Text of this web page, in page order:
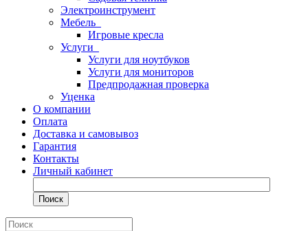
Электроинструмент
Мебель
Игровые кресла
Услуги
Услуги для ноутбуков
Услуги для мониторов
Предпродажная проверка
Уценка
О компании
Оплата
Доставка и самовывоз
Гарантия
Контакты
Личный кабинет
Поиск